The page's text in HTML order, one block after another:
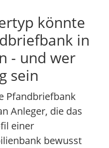
könnte
in
- und wer
sein
Pfandbriefbank
Anleger, die das
einer
bewusst